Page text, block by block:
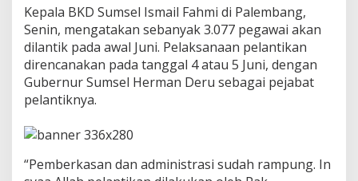
k
J
u
n
i
Kepala BKD Sumsel Ismail Fahmi di Palembang,
Senin, mengatakan sebanyak 3.077 pegawai akan
dilantik pada awal Juni. Pelaksanaan pelantikan
direncanakan pada tanggal 4 atau 5 Juni, dengan
Gubernur Sumsel Herman Deru sebagai pejabat
pelantiknya.
“Pemberkasan dan administrasi sudah rampung. In